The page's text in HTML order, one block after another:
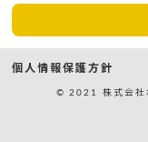
個人情報保護方針
© 2021 株式会社